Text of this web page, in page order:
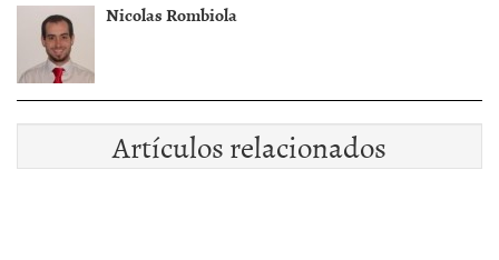
Nicolas Rombiola
Artículos relacionados